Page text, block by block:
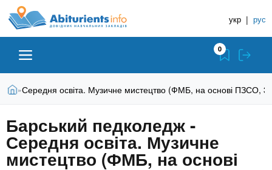
A
b
i
t
u
о
в
д
н
к
Н
а
укр | рус
Абітурієнту
ЗВО (ВНЗ)
Коледжі
0
В
т
у
т
Головна
»Середня освіта. Музичне мистецтво (ФМБ, на основі ПЗСО, 3
Барський педколедж -
Середня освіта. Музичне
мистецтво (ФМБ, на основі